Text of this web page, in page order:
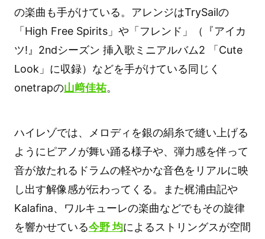
の楽曲も手がけている。アレンジはTrySailの
「High Free Spirits」や「フレンド」（『アイカ
ツ!』2ndシーズン 挿入歌ミニアルバム2 「Cute
Look」に収録）などを手がけている同じく
onetrapの山﨑佳祐。
ハイレゾでは、メロディを銀の絹糸で縫い上げる
ようにピアノが舞い踊る様子や、弾力感を伴って
音が放たれるドラムの軽やかな音色をリアルに映
し出す解像感が伝わってくる。また梶浦由記や
Kalafina、ワルキューレの楽曲などでもその旋律
を響かせている今野 均によるストリングスが空間